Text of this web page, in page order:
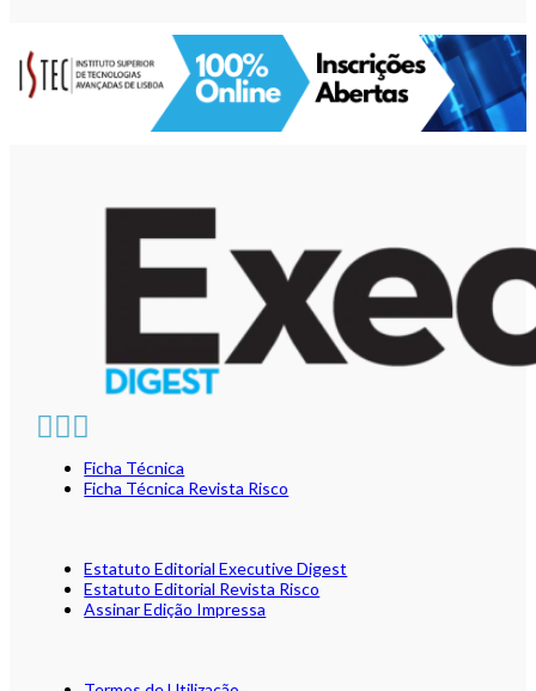
Ficha Técnica
Ficha Técnica Revista Risco
Estatuto Editorial Executive Digest
Estatuto Editorial Revista Risco
Assinar Edição Impressa